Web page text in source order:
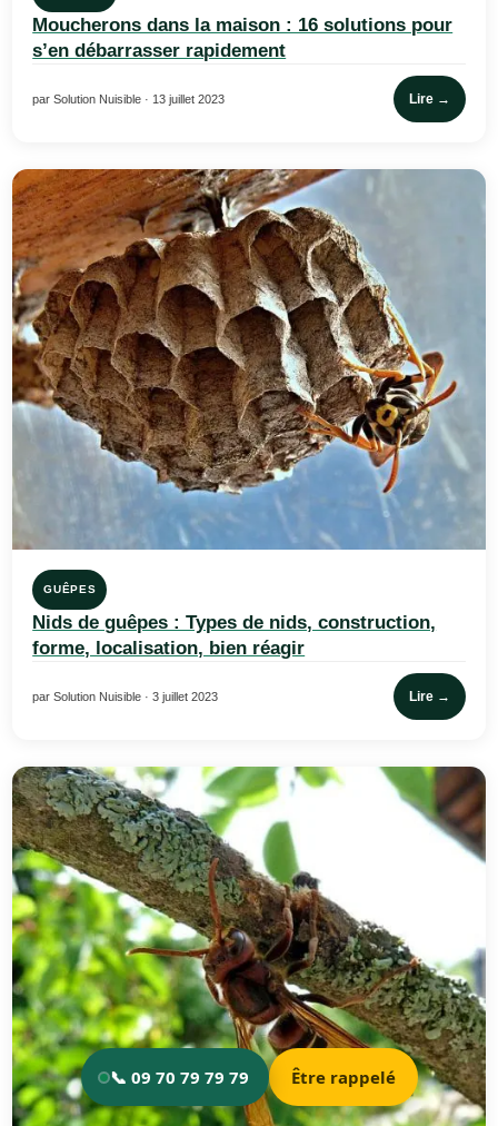
Moucherons dans la maison : 16 solutions pour
s’en débarrasser rapidement
par Solution Nuisible · 13 juillet 2023 Lire →
GUÊPES
Nids de guêpes : Types de nids, construction,
forme, localisation, bien réagir
par Solution Nuisible · 3 juillet 2023 Lire →